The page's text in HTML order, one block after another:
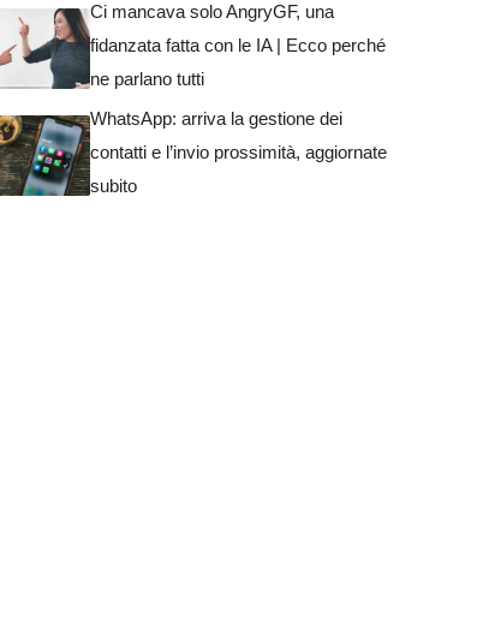
Ci mancava solo AngryGF, una
fidanzata fatta con le IA | Ecco perché
ne parlano tutti
WhatsApp: arriva la gestione dei
contatti e l’invio prossimità, aggiornate
subito